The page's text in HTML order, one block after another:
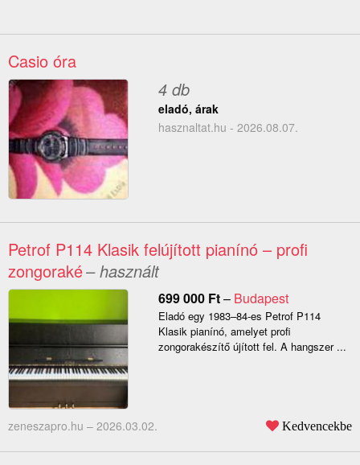
Casio óra
4 db
eladó, árak
hasznaltat.hu - 2026.08.07.
Petrof P114 Klasik felújított pianínó – profi
zongoraké– használt
699 000 Ft– Budapest
Eladó egy 1983–84-es Petrof P114
Klasik pianínó, amelyet profi
zongorakészítő újított fel. A hangszer ...
zeneszapro.hu – 2026.03.02. Kedvencekbe